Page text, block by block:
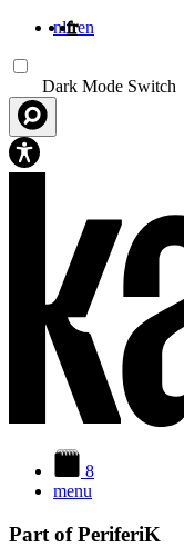
nlfren
Dark Mode Switch
8
menu
Part of PeriferiK